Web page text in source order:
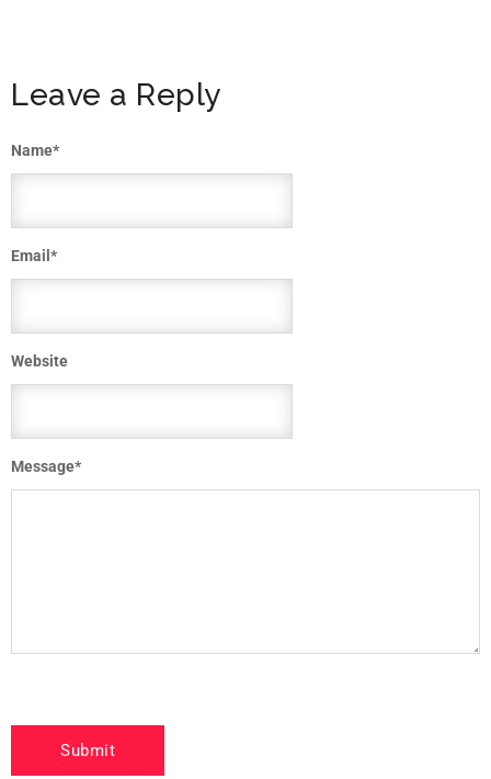
Leave a Reply
Message*
Name*
Email *
Website